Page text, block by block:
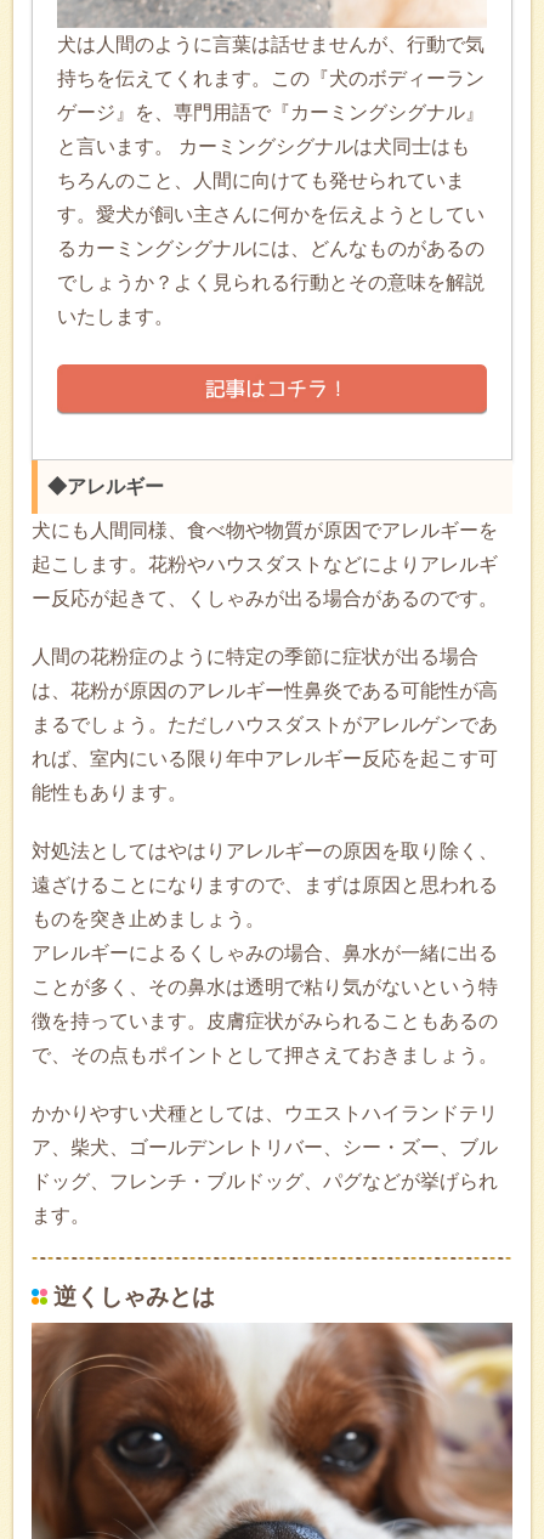
犬は人間のように言葉は話せませんが、行動で気
持ちを伝えてくれます。この『犬のボディーラン
ゲージ』を、専門用語で『カーミングシグナル』
と言います。 カーミングシグナルは犬同士はも
ちろんのこと、人間に向けても発せられていま
す。愛犬が飼い主さんに何かを伝えようとしてい
るカーミングシグナルには、どんなものがあるの
でしょうか？よく見られる行動とその意味を解説
いたします。
◆アレルギー
犬にも人間同様、食べ物や物質が原因でアレルギーを
起こします。花粉やハウスダストなどによりアレルギ
ー反応が起きて、くしゃみが出る場合があるのです。
人間の花粉症のように特定の季節に症状が出る場合
は、花粉が原因のアレルギー性鼻炎である可能性が高
まるでしょう。ただしハウスダストがアレルゲンであ
れば、室内にいる限り年中アレルギー反応を起こす可
能性もあります。
対処法としてはやはりアレルギーの原因を取り除く、
遠ざけることになりますので、まずは原因と思われる
ものを突き止めましょう。
アレルギーによるくしゃみの場合、鼻水が一緒に出る
ことが多く、その鼻水は透明で粘り気がないという特
徴を持っています。皮膚症状がみられることもあるの
で、その点もポイントとして押さえておきましょう。
かかりやすい犬種としては、ウエストハイランドテリ
ア、柴犬、ゴールデンレトリバー、シー・ズー、ブル
ドッグ、フレンチ・ブルドッグ、パグなどが挙げられ
ます。
逆くしゃみとは